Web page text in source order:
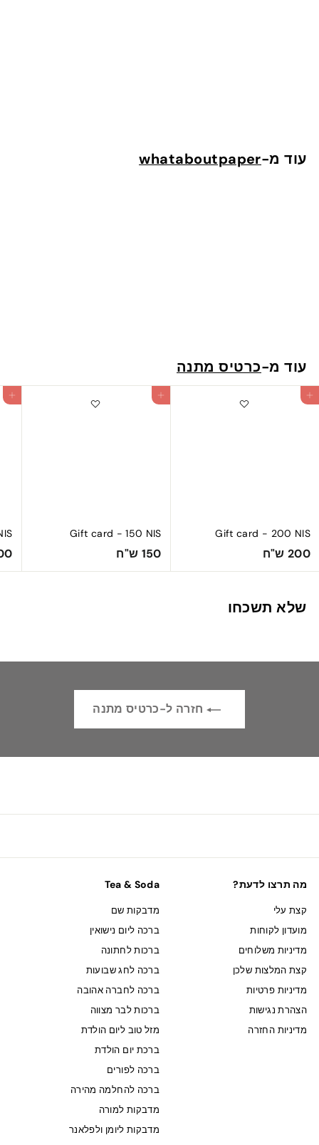
שעוד מ-whataboutpaper
ש
"
עוד מ-כרטיס מתנה
Gift card - 200 NIS
200 ש"ח
0
ש
Gift card - 150 NIS
150 ש"ח
1
5
שלא תשכחו
חזרה ל-כרטיס מתנה
מה תרצו לדעת?
קצת עלי
מועדון לקוחות
מדיניות משלוחים
קצת המלצות שלכן
מדיניות פרטיות
הצהרת נגישות
מדיניות החזרה
Tea & Soda
מדבקות שם
ברכה ליום נישואין
ברכות לחתונה
ברכה לחג שבועות
ברכה לחברה אהובה
ברכות לבר מצווה
מזל טוב ליום הולדת
ברכת יום הולדת
ברכה לפורים
ברכה להחלמה מהירה
מדבקות למורה
מדבקות ליומן ולפלאנר